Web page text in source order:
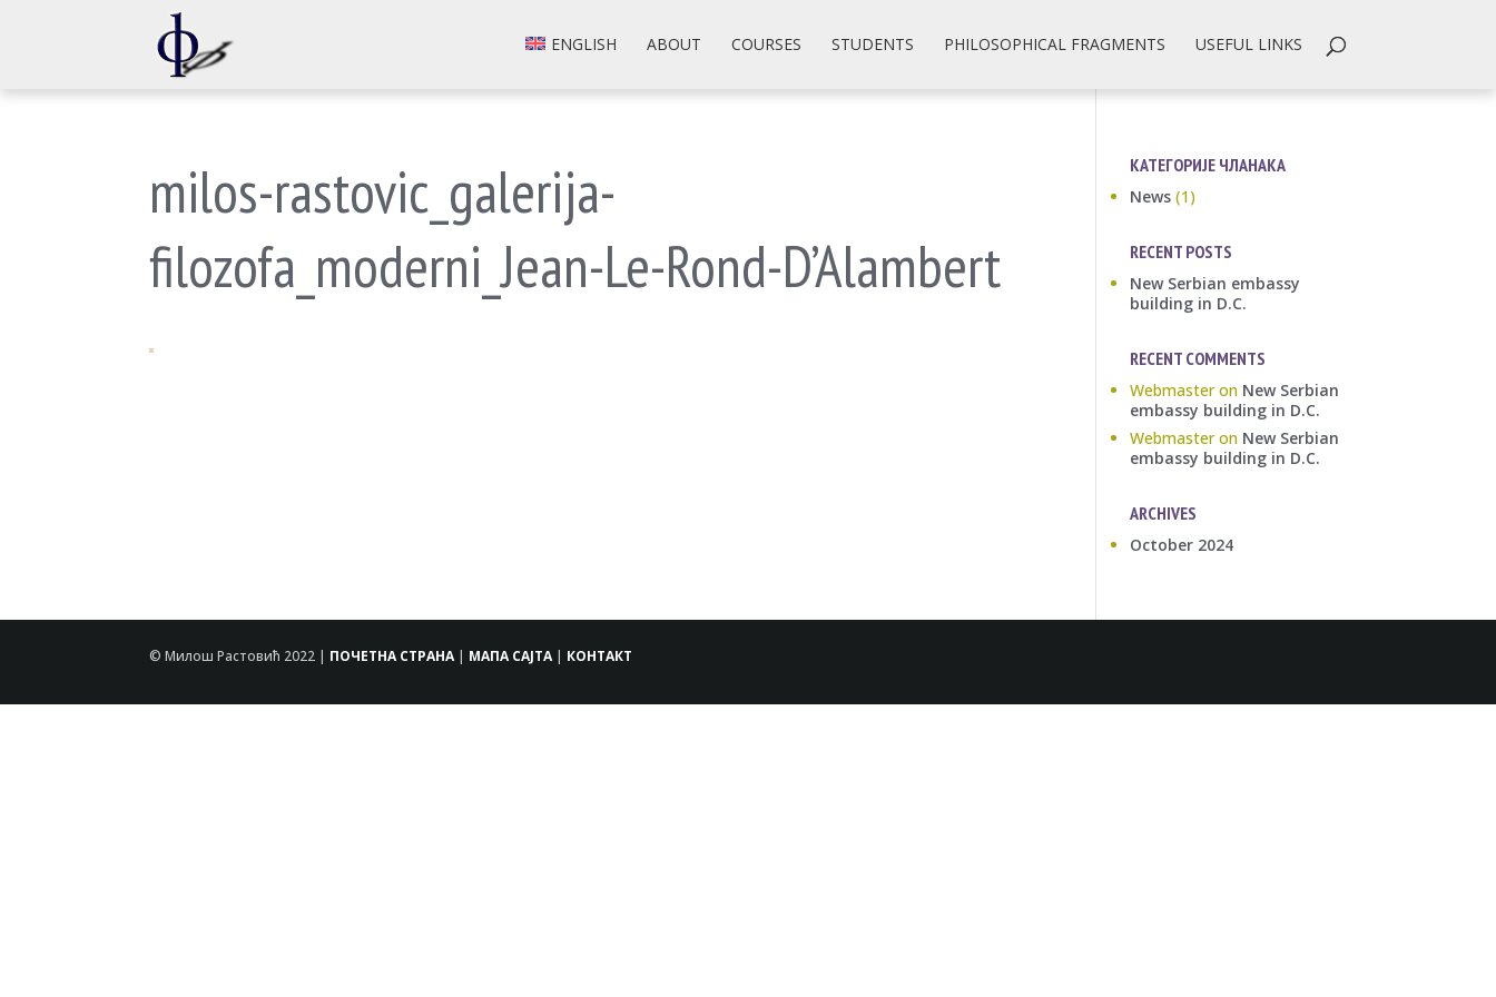
ENGLISH ABOUT COURSES STUDENTS PHILOSOPHICAL FRAGMENTS USEFUL LINKS
milos-rastovic_galerija-
filozofa_moderni_Jean-Le-Rond-D’Alambert
КАТЕГОРИЈЕ ЧЛАНАКА
News (1)
RECENT POSTS
New Serbian embassy
building in D.C.
RECENT COMMENTS
Webmasteron New Serbian
embassy building in D.C.
Webmasteron New Serbian
embassy building in D.C.
ARCHIVES
October 2024
© Милош Растовић 2022 | ПОЧЕТНА СТРАНА| МАПА САЈТА| КОНТАКТ